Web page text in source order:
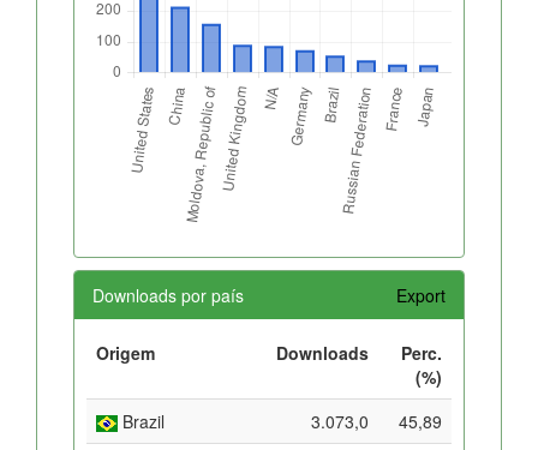
Downloads por país Export
Origem Downloads
Perc.
(%)
Brazil
3.073,0
45,89